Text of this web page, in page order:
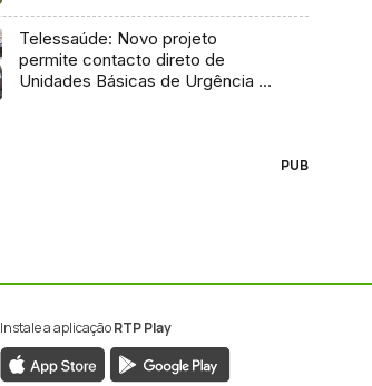
Telessaúde: Novo projeto
permite contacto direto de
Unidades Básicas de Urgência e
PUB
Instale a aplicaçãoRTP Play